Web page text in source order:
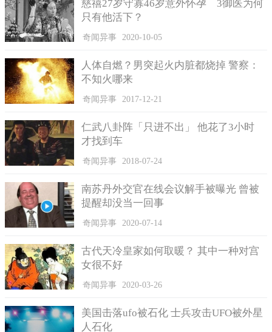
慈禧27岁守寡46岁意外怀孕 3御医为何
只有他活下？
奇闻异事 2020-10-05
人体自燃？男突起火内脏都烧掉 警察：
不知火哪来
奇闻异事 2017-12-21
仁武八卦阵「只进不出」 他花了3小时
才找到车
奇闻异事 2018-07-24
南苏丹外交官在线会议解手被曝光 曾被
提醒却没当一回事
奇闻异事 2020-07-14
古代天冷皇家如何取暖？ 其中一种对宫
女很不好
奇闻异事 2020-03-26
美国击落ufo被石化 士兵攻击UFO被外星
人石化